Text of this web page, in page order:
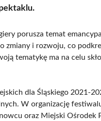
porusza temat
zmiany i rozwoju, co
tematykę ma na celu
dla Śląskiego 2021-
W organizację festiwalu
oraz Miejski Ośrodek